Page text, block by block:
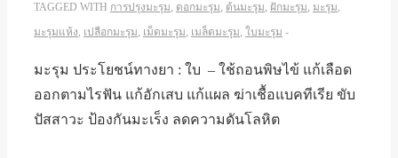
TAGGED WITH การปรุงมะรุม, ดอกมะรุม, ต้นมะรุม, ฝักมะรุม, มะรุม,
มะรุมแห้ง, เปลือกมะรุม, เม็ดมะรุม, เมล็ดมะรุม, ใบมะรุม
มะรุม ประโยชน์ทางยา : ใบ – ใช้ถอนพิษไข้ แก้เลือด
ออกตามไรฟัน แก้อักเสบ แก้แผล ฆ่าเชื้อแบคทีเรีย ขับ
ปัสสาวะ ป้องกันมะเร็ง ลดความดันโลหิต